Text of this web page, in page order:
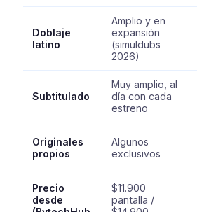
Doblaje
latino
Amplio y en
expansión
(simuldubs
2026)
Subtitulado
Muy amplio, al
día con cada
estreno
Originales
propios
Algunos
exclusivos
Precio
desde
$11.900
pantalla /